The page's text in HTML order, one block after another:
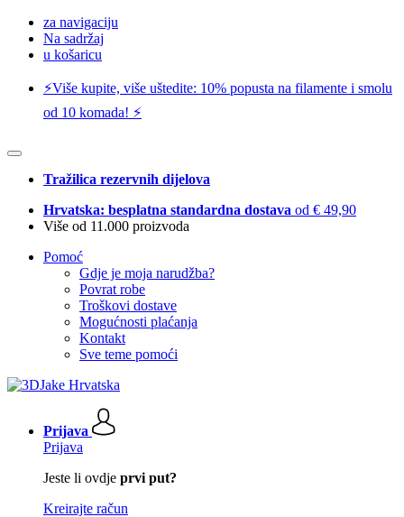
za navigaciju
Na sadržaj
u košaricu
⚡️Više kupite, više uštedite: 10% popusta na filamente i smolu
od 10 komada! ⚡️
Tražilica rezervnih dijelova
Hrvatska: besplatna standardna dostava od € 49,90
Više od 11.000 proizvoda
Pomoć
Gdje je moja narudžba?
Povrat robe
Troškovi dostave
Mogućnosti plaćanja
Kontakt
Sve teme pomoći
Prijava
Prijava
Jeste li ovdje prvi put?
Kreirajte račun